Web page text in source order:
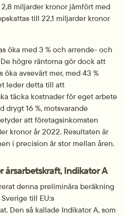
2,8 miljarder kronor jämfört med
till 22,1 miljarder kronor
öka med 3 % och arrende- och
högre räntorna gör dock att
avsevärt mer, med 43 %
leder detta till att
täcka kostnader för eget arbete
16 %, motsvarande
att företagsinkomsten
kronor år 2022. Resultaten är
i precision är stor mellan åren.
årsarbetskraft, Indikator A
denna preliminära beräkning
till EU:s
Den så kallade Indikator A, som